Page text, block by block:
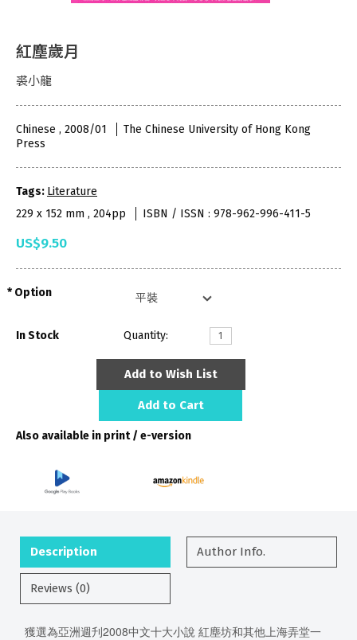
紅塵歲月
裘小龍
Chinese , 2008/01
The Chinese University of Hong Kong
Press
Tags: Literature
229 x 152 mm , 204pp
ISBN / ISSN : 978-962-996-411-5
US$9.50
Option
In Stock Quantity:
Add to Wish List
Add to Cart
Also available in print / e-version
Description Author Info.
Reviews (0)
獲選為亞洲週刋2008中文十大小說 紅塵坊和其他上海弄堂一